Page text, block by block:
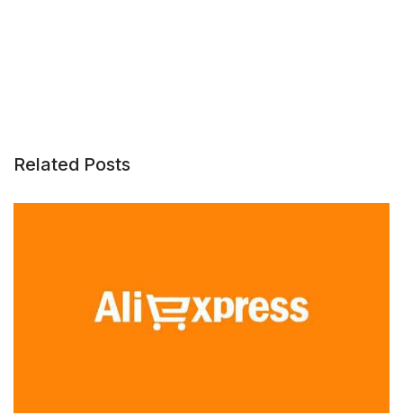
Related Posts